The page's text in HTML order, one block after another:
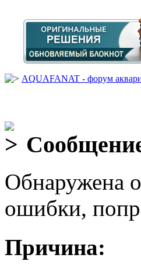
AQUAFANAT - форум
Обнаружена
ошибки,
Причина: